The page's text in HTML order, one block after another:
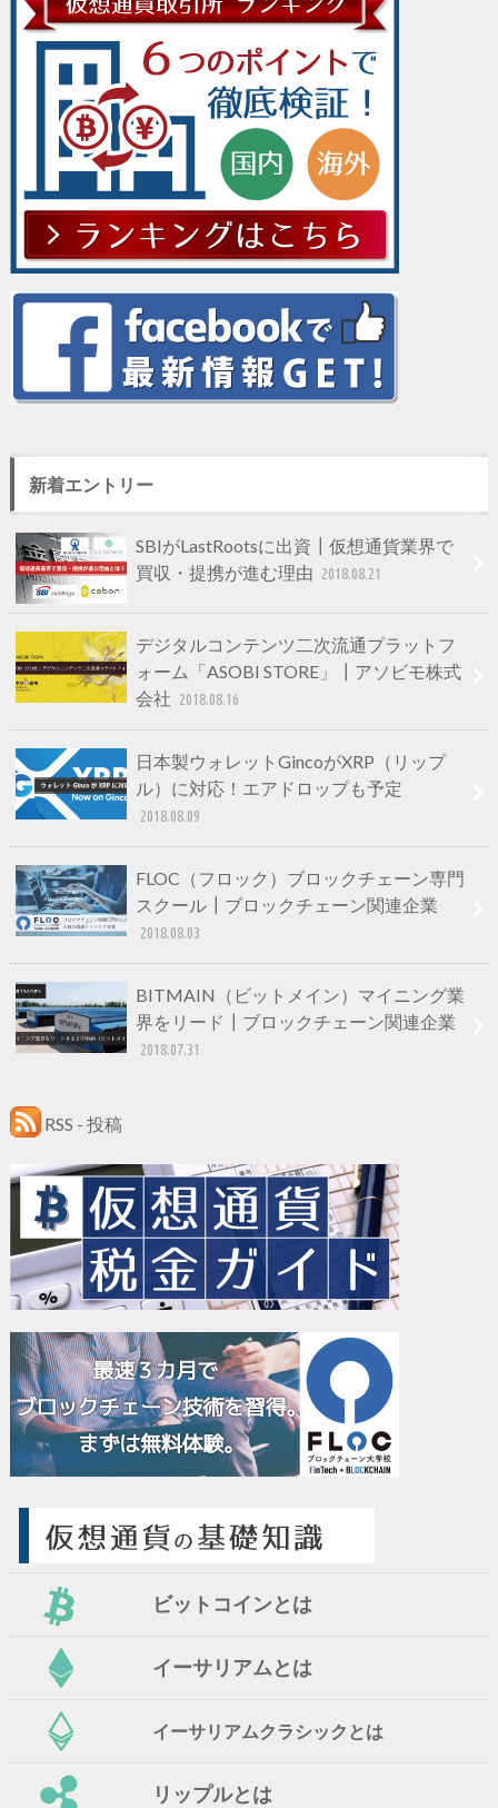
新着エントリー
SBIがLastRootsに出資┃仮想通貨業界で
買収・提携が進む理由 2018.08.21
デジタルコンテンツ二次流通プラットフ
ォーム「ASOBI STORE」┃アソビモ株式
会社 2018.08.16
日本製ウォレットGincoがXRP（リップ
ル）に対応！エアドロップも予定
2018.08.09
FLOC（フロック）ブロックチェーン専門
スクール┃ブロックチェーン関連企業
2018.08.03
BITMAIN（ビットメイン）マイニング業
界をリード┃ブロックチェーン関連企業
2018.07.31
RSS - 投稿
ビットコインとは
イーサリアムとは
イーサリアムクラシックとは
リップルとは